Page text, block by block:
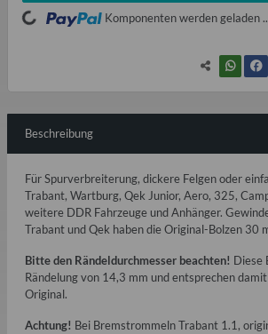
Komponenten werden geladen
Beschreibung
Für Spurverbreiterung, dickere Felgen oder
Trabant, Wartburg, Qek Junior, Aero, 325,
weitere DDR Fahrzeuge und Anhänger.
Trabant und Qek haben die Original-Bolzen 30
Bitte den Rändeldurchmesser beachten! Diese
Rändelung von 14,3 mm und entsprechen
Original.
Achtung! Bei Bremstrommeln Trabant 1.1,